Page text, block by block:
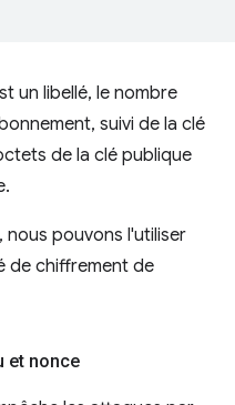
un libellé, le nombre
suivi de la clé
de la clé publique
pouvons l'utiliser
de chiffrement de
et nonce